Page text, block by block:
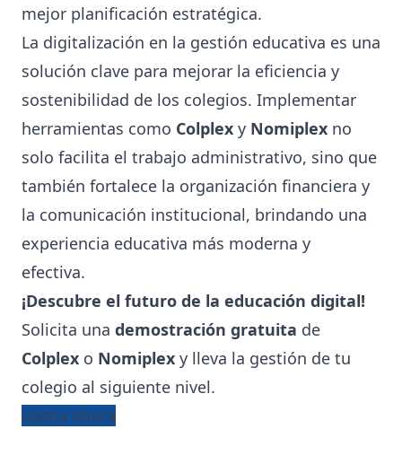
mejor planificación estratégica.
La digitalización en la gestión educativa es una
solución clave para mejorar la eficiencia y
sostenibilidad de los colegios. Implementar
herramientas como Colplex y Nomiplex no
solo facilita el trabajo administrativo, sino que
también fortalece la organización financiera y
la comunicación institucional, brindando una
experiencia educativa más moderna y
efectiva.
¡Descubre el futuro de la educación digital!
Solicita una demostración gratuita de
Colplex o Nomiplex y lleva la gestión de tu
colegio al siguiente nivel.
Llama ahora